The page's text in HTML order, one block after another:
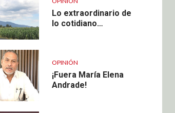
Lo extraordinario de
lo cotidiano…
OPINIÓN
¡Fuera María Elena
Andrade!